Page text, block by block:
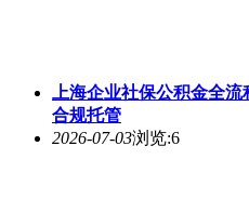
上海企业社保公积金全
合规托管
2026-07-03浏览:6